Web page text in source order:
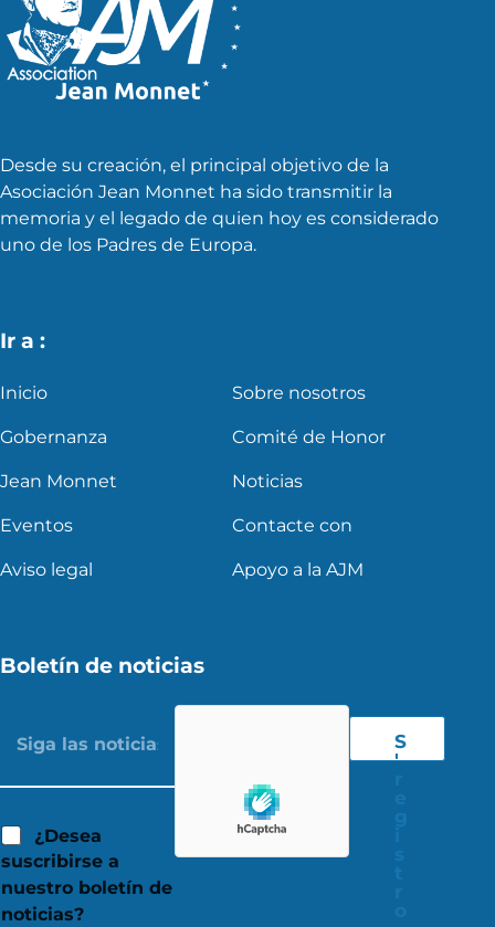
Desde su creación, el principal objetivo de la
Asociación Jean Monnet ha sido transmitir la
memoria y el legado de quien hoy es considerado
uno de los Padres de Europa.
Ir a :
Inicio Sobre nosotros
Gobernanza Comité de Honor
Jean Monnet Noticias
Eventos Contacte con
Aviso legal Apoyo a la AJM
Boletín de noticias
¿Desea
suscribirse a
nuestro boletín de
noticias?
S
'